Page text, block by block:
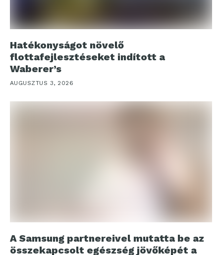
Hatékonyságot növelő
flottafejlesztéseket indított a
Waberer’s
AUGUSZTUS 3, 2026
A Samsung partnereivel mutatta be az
összekapcsolt egészség jövőképét a